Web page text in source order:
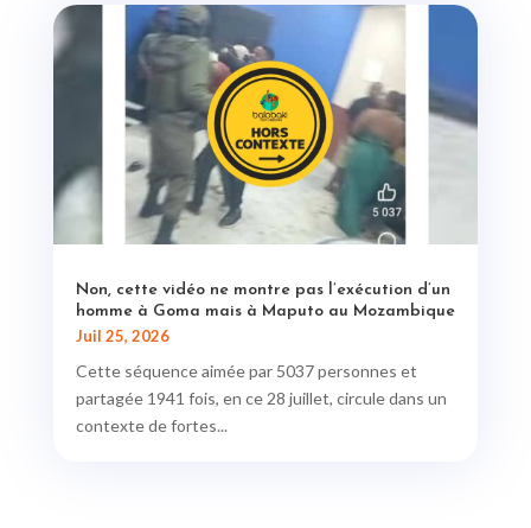
Non, cette vidéo ne montre pas l’exécution d’un
homme à Goma mais à Maputo au Mozambique
Juil 25, 2026
Cette séquence aimée par 5037 personnes et
partagée 1941 fois, en ce 28 juillet, circule dans un
contexte de fortes...